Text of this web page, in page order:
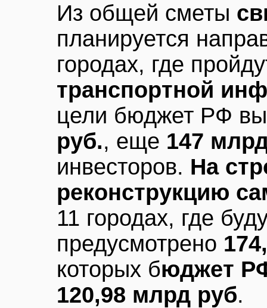
Из общей сметы
планируется
городах, где
транспортной
цели бюджет РФ
руб., еще 147
инвесторов. На
реконструкцию
11 городах, где
предусмотрено
которых бюджет
120,98 млрд руб.